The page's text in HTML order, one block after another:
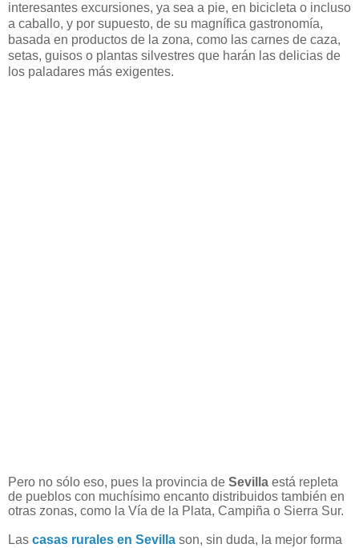
interesantes excursiones, ya sea a pie, en bicicleta o incluso
a caballo, y por supuesto, de su magnífica gastronomía,
basada en productos de la zona, como las carnes de caza,
setas, guisos o plantas silvestres que harán las delicias de
los paladares más exigentes.
Pero no sólo eso, pues la provincia de Sevilla está repleta
de pueblos con muchísimo encanto distribuidos también en
otras zonas, como la Vía de la Plata, Campiña o Sierra Sur.
Las casas rurales en Sevilla son, sin duda, la mejor forma